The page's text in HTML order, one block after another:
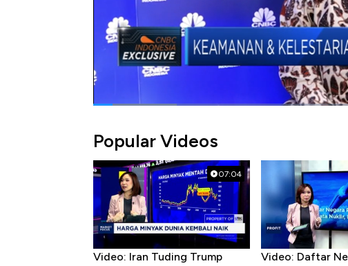
#pam jaya #dki jakarta #akses air bersih
Popular Videos
07:04
Video: Iran Tuding Trump
Video: Daftar